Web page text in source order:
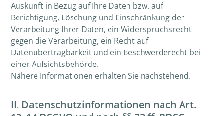
Auskunft in Bezug auf Ihre Daten bzw. auf
Berichtigung, Löschung und Einschränkung der
Verarbeitung Ihrer Daten, ein Widerspruchsrecht
gegen die Verarbeitung, ein Recht auf
Datenübertragbarkeit und ein Beschwerderecht bei
einer Aufsichtsbehörde.
Nähere Informationen erhalten Sie nachstehend.
II. Datenschutzinformationen nach Art.